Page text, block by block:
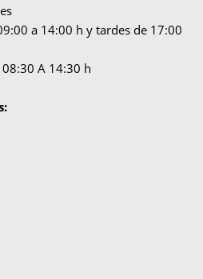
a 14:00 h y tardes de 17:00
A 14:30 h